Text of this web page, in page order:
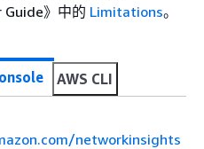
》 中的 Limitations。
AWS CLI
networkinsights